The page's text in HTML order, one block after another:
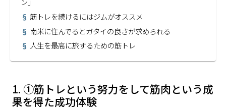
筋トレを続けるにはジムがオススメ
南米に住んでるとガタイの良さが求められる
人生を最高に旅するための筋トレ
①筋トレという努力をして筋肉という成
果を得た成功体験